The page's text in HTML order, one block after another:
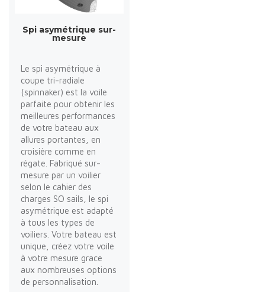
Spi asymétrique sur-
mesure
Le spi asymétrique à
coupe tri-radiale
(spinnaker) est la voile
parfaite pour obtenir les
meilleures performances
de votre bateau aux
allures portantes, en
croisière comme en
régate. Fabriqué sur-
mesure par un voilier
selon le cahier des
charges SO sails, le spi
asymétrique est adapté
à tous les types de
voiliers. Votre bateau est
unique, créez votre voile
à votre mesure grace
aux nombreuses options
de personnalisation.